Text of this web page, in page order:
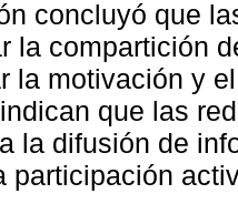
concluyó que
la compartición
la motivación y
que las
la difusión de
participación